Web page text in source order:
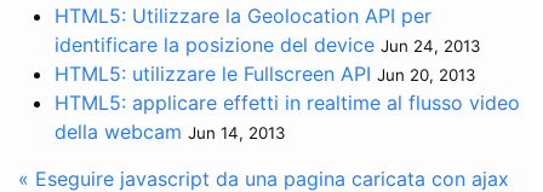
HTML5: Utilizzare la Geolocation API per
identificare la posizione del device Jun 24, 2013
HTML5: utilizzare le Fullscreen API Jun 20, 2013
HTML5: applicare effetti in realtime al flusso video
della webcam Jun 14, 2013
« Eseguire javascript da una pagina caricata con ajax